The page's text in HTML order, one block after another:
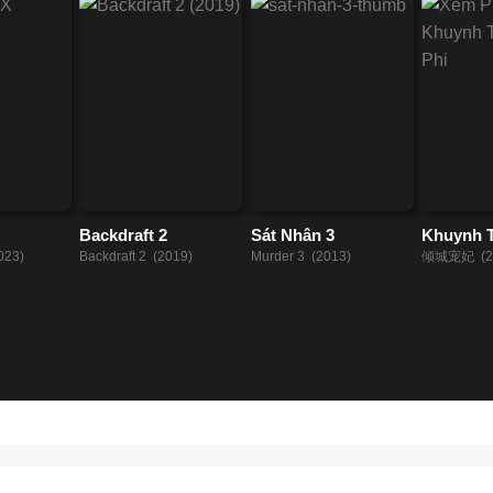
Backdraft 2
Backdraft 2 (2019)
Sát Nhân 3
Murder 3 (2013)
Khuynh
Phi
倾城宠妃